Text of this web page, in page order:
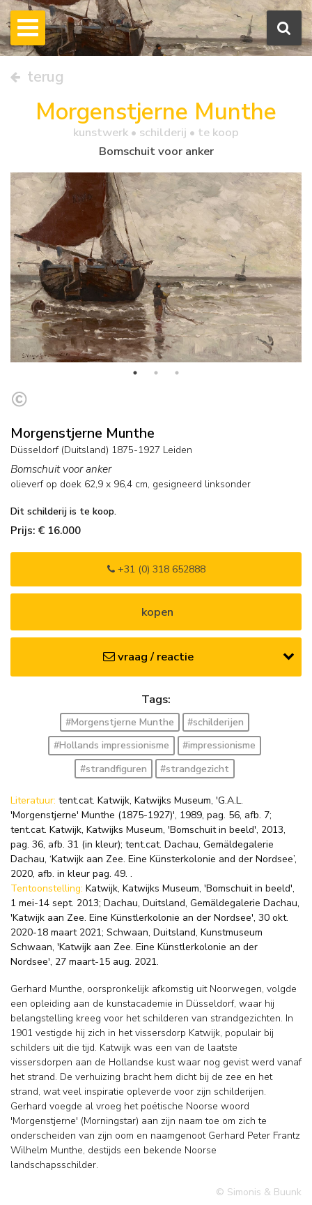
terug
Morgenstjerne Munthe
kunstwerk • schilderij • te koop
Bomschuit voor anker
Morgenstjerne Munthe
Düsseldorf (Duitsland) 1875-1927 Leiden
Bomschuit voor anker
olieverf op doek 62,9 x 96,4 cm, gesigneerd linksonder
Dit schilderij is te koop.
Prijs: € 16.000
+31 (0) 318 652888
kopen
vraag / reactie
Tags:
#Morgenstjerne Munthe
#schilderijen
#Hollands impressionisme
#impressionisme
#strandfiguren
#strandgezicht
Literatuur: tent.cat. Katwijk, Katwijks Museum, 'G.A.L.
'Morgenstjerne' Munthe (1875-1927)', 1989, pag. 56, afb. 7;
tent.cat. Katwijk, Katwijks Museum, 'Bomschuit in beeld', 2013,
pag. 36, afb. 31 (in kleur); tent.cat. Dachau, Gemäldegalerie
Dachau, ‘Katwijk aan Zee. Eine Künsterkolonie and der Nordsee’,
2020, afb. in kleur pag. 49. .
Tentoonstelling: Katwijk, Katwijks Museum, 'Bomschuit in beeld',
1 mei-14 sept. 2013; Dachau, Duitsland, Gemäldegalerie Dachau,
'Katwijk aan Zee. Eine Künstlerkolonie an der Nordsee', 30 okt.
2020-18 maart 2021; Schwaan, Duitsland, Kunstmuseum
Schwaan, 'Katwijk aan Zee. Eine Künstlerkolonie an der
Nordsee', 27 maart-15 aug. 2021.
Gerhard Munthe, oorspronkelijk afkomstig uit Noorwegen, volgde
een opleiding aan de kunstacademie in Düsseldorf, waar hij
belangstelling kreeg voor het schilderen van strandgezichten. In
1901 vestigde hij zich in het vissersdorp Katwijk, populair bij
schilders uit die tijd. Katwijk was een van de laatste
vissersdorpen aan de Hollandse kust waar nog gevist werd vanaf
het strand. De verhuizing bracht hem dicht bij de zee en het
strand, wat veel inspiratie opleverde voor zijn schilderijen.
Gerhard voegde al vroeg het poëtische Noorse woord
'Morgenstjerne' (Morningstar) aan zijn naam toe om zich te
onderscheiden van zijn oom en naamgenoot Gerhard Peter Frantz
Wilhelm Munthe, destijds een bekende Noorse
landschapsschilder.
© Simonis & Buunk